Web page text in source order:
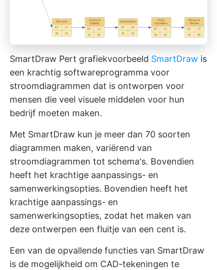
SmartDraw Pert grafiekvoorbeeld SmartDraw is
een krachtig softwareprogramma voor
stroomdiagrammen dat is ontworpen voor
mensen die veel visuele middelen voor hun
bedrijf moeten maken.
Met SmartDraw kun je meer dan 70 soorten
diagrammen maken, variërend van
stroomdiagrammen tot schema's. Bovendien
heeft het krachtige aanpassings- en
samenwerkingsopties. Bovendien heeft het
krachtige aanpassings- en
samenwerkingsopties, zodat het maken van
deze ontwerpen een fluitje van een cent is.
Een van de opvallende functies van SmartDraw
is de mogelijkheid om CAD-tekeningen te